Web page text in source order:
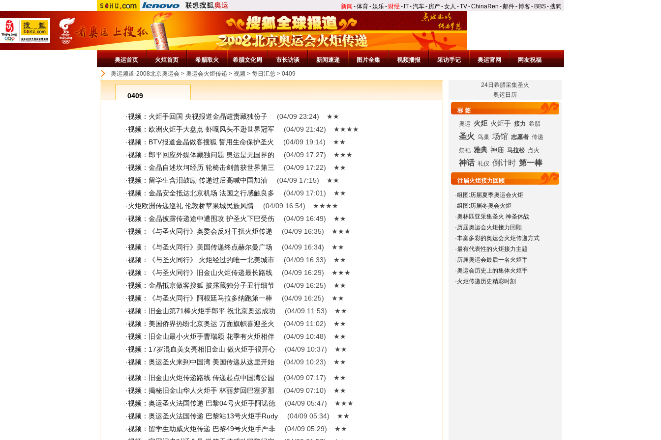
新闻 -体育-娱乐- 财经- IT-汽车- 房产-女人 -TV-ChinaRen -邮件-博客- BBS-搜狗
奥运首页 火炬首页 希腊取火 希腊文化周 市长访谈 新闻速递 图片全集 视频播报 采访手记 奥运官网
网友祝福
奥运频道-2008北京奥运会 > 奥运会火炬传递 > 视频 > 每日汇总 > 0409
0409
·视频：火炬手回国 央视报道金晶谴责藏独份子 (04/09 23:24)
★★
·视频：欧洲火炬手大盘点 虾嘎风头不逊世界冠军 (04/09 21:42)
★★★★
·视频：BTV报道金晶做客搜狐 誓用生命保护圣火 (04/09 19:14)
★★
·视频：郎平回应外媒体藏独问题 奥运是无国界的 (04/09 17:27)
★★★
·视频：金晶自述坎坷经历 轮椅击剑曾获世界第三 (04/09 17:22)
★★
·视频：留学生含泪鼓励 传递过后高喊中国加油 (04/09 17:15)
★★
·视频：金晶安全抵达北京机场 法国之行感触良多 (04/09 17:01)
★★
·火炬欧洲传递巡礼 伦敦桥苹果城民族风情 (04/09 16:54)
★★★★
·视频：金晶披露传递途中遭围攻 护圣火下巴受伤 (04/09 16:49)
★★
·视频：《与圣火同行》奥委会反对干扰火炬传递 (04/09 16:35)
★★★
·视频：《与圣火同行》美国传递终点赫尔曼广场 (04/09 16:34)
★★
·视频：《与圣火同行》 火炬经过的唯一北美城市 (04/09 16:33)
★★
·视频：《与圣火同行》旧金山火炬传递最长路线 (04/09 16:29)
★★★
·视频：金晶抵京做客搜狐 披露藏独分子丑行细节 (04/09 16:25)
★★
·视频：《与圣火同行》阿根廷马拉多纳跑第一棒 (04/09 16:25)
★★
·视频：旧金山第71棒火炬手郎平 祝北京奥运成功 (04/09 11:53)
★★
·视频：美国侨界热盼北京奥运 万面旗帜喜迎圣火 (04/09 11:02)
★★
·视频：旧金山最小火炬手曹瑞颖 花季有火炬相伴 (04/09 10:48)
★★
·视频：17岁混血美女亮相旧金山 做火炬手很开心 (04/09 10:37)
★★
·视频：奥运圣火来到中国湾 美国传递从这里开始 (04/09 10:23)
★★
·视频：旧金山火炬传递路线 传递起点中国湾公园 (04/09 07:17)
★★
·视频：揭秘旧金山华人火炬手 林丽梦回巴塞罗那 (04/09 07:10)
★★
·视频：奥运圣火法国传递 巴黎04号火炬手阿诺德 (04/09 05:47)
★★★
·视频：奥运圣火法国传递 巴黎站13号火炬手Rudy (04/09 05:34)
★★
·视频：留学生助威火炬传递 巴黎49号火炬手严非 (04/09 05:29)
★★
24日希腊采集圣火
奥运日历
标 签
奥运 火炬 火炬手 接力 希腊
圣火 鸟巢 场馆 志愿者 传递
祭祀 雅典 神庙 马拉松 点火
神话 礼仪 倒计时 第一棒
往届火炬接力回顾
·组图:历届夏季奥运会火炬
·组图:历届冬奥会火炬
·奥林匹亚采集圣火 神圣休战
·历届奥运会火炬接力回顾
·丰富多彩的奥运会火炬传递方式
·最有代表性的火炬接力主题
·历届奥运会最后一名火炬手
·奥运会历史上的集体火炬手
·火炬传递历史精彩时刻